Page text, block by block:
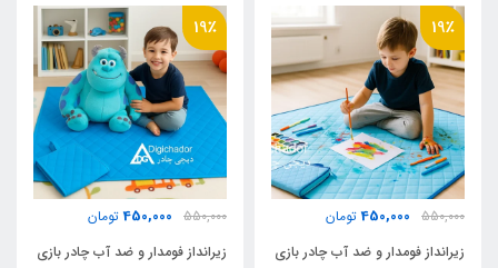
دارد
نوع اسکلت
فنری روکشدار آسان تاشو
اقلام همراه
کیف حمل مخصوص
19٪
550,000
450,000 تومان
زیرانداز فومدار و ضد آب چادر بازی
19٪
550,000
450,000 تومان
زیرانداز فومدار و ضد آب چادر بازی